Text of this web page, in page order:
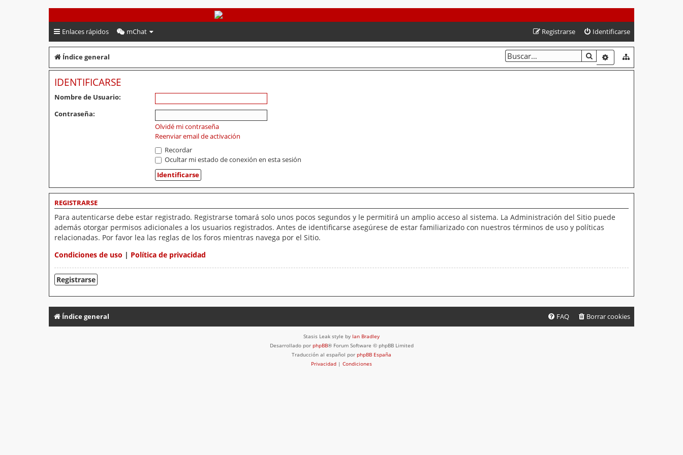
PeruVoley.com
Enlaces rápidos mChat Identificarse
Registrarse
Índice general BUSCARBÚSQUEDA
IDENTIFICARSE
Nombre de Usuario:
Contraseña:
Olvidé mi contraseña
Reenviar email de activación
Recordar
Ocultar mi estado de conexión en esta sesión
REGISTRARSE
Para autenticarse debe estar registrado. Registrarse tomará solo unos pocos segundos y le permitirá un amplio acceso al sistema. La Administración del Sitio puede
además otorgar permisos adicionales a los usuarios registrados. Antes de identificarse asegúrese de estar familiarizado con nuestros términos de uso y políticas
relacionadas. Por favor lea las reglas de los foros mientras navega por el Sitio.
Condiciones de uso | Política de privacidad
Registrarse
Índice general Borrar cookies
FAQ
Stasis Leak style by Ian Bradley
Desarrollado por phpBB® Forum Software © phpBB Limited
Traducción al español por phpBB España
Privacidad | Condiciones